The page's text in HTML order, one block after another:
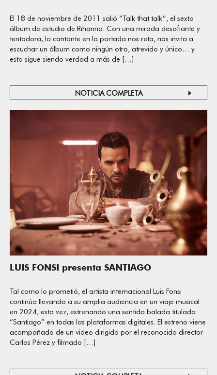
El 18 de noviembre de 2011 salió “Talk that talk”, el sexto
álbum de estudio de Rihanna. Con una mirada desafiante y
tentadora, la cantante en la portada nos reta, nos invita a
escuchar un álbum como ningún otro, atrevido y único… y
esto sigue siendo verdad a más de […]
NOTICIA COMPLETA
LUIS FONSI presenta SANTIAGO
Tal como lo prometió, el artista internacional Luis Fonsi
continúa llevando a su amplia audiencia en un viaje musical
en 2024, esta vez, estrenando una sentida balada titulada
“Santiago” en todas las plataformas digitales. El estreno viene
acompañado de un video dirigido por el reconocido director
Carlos Pérez y filmado […]